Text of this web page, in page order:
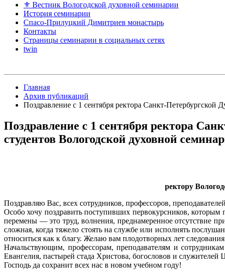
⚜ Вестник Вологодской духовной семинарии
История семинарии
Спасо-Прилуцкий Димитриев монастырь
Контакты
Страницы семинарии в социальных сетях
twin
Главная
Архив публикаций
Поздравление с 1 сентября ректора Санкт-Петербургской
Поздравление с 1 сентября ректора
студентов Вологодской духовной
ректору
Поздравляю Вас, всех сотрудников, профессоров,
Особо хочу поздравить поступивших первокурсников,
перемены — это труд, волнения, преднамеренное отсутствие
сложная, когда тяжело стоять на службе или исполнять
относиться как к благу. Желаю вам плодотворных лет
Начальствующим, профессорам, преподавателям и
Евангелия, пастырей стада Христова, богословов и служителей
Господь да сохранит всех нас в новом учебном году!